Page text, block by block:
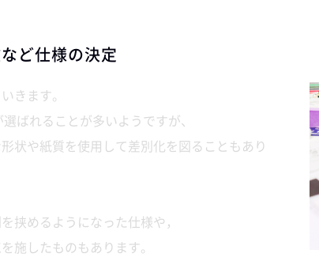
ど仕様の決定
きます。
ばれることが多いようですが、
状や紙質を使用して差別化を図ることもあり
挟めるようになった仕様や，
施したものもあります。